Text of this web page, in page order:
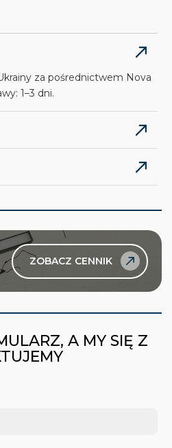
za pośrednictwem Nova
1–3 dni.
ZOBACZ CENNIK
A MY SIĘ Z